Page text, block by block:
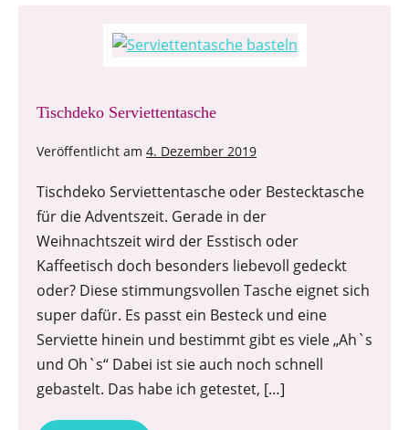
Tischdeko Serviettentasche
Veröffentlicht am 4. Dezember 2019
Tischdeko Serviettentasche oder Bestecktasche
für die Adventszeit. Gerade in der
Weihnachtszeit wird der Esstisch oder
Kaffeetisch doch besonders liebevoll gedeckt
oder? Diese stimmungsvollen Tasche eignet sich
super dafür. Es passt ein Besteck und eine
Serviette hinein und bestimmt gibt es viele „Ah`s
und Oh`s“ Dabei ist sie auch noch schnell
gebastelt. Das habe ich getestet, […]